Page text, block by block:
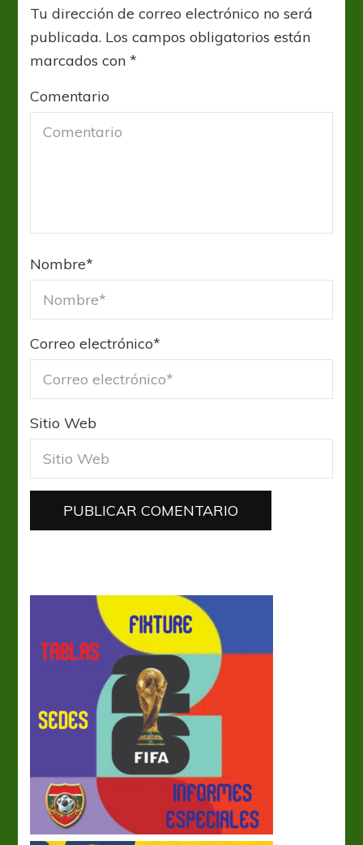
Tu dirección de correo electrónico no será
publicada. Los campos obligatorios están
marcados con*
Comentario
Nombre*
Correo electrónico*
Sitio Web